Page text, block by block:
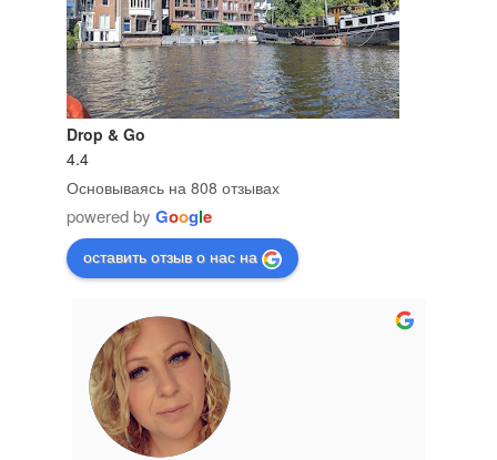
Drop & Go
4.4
Основываясь на 808 отзывах
powered by Google
оставить отзыв о нас на